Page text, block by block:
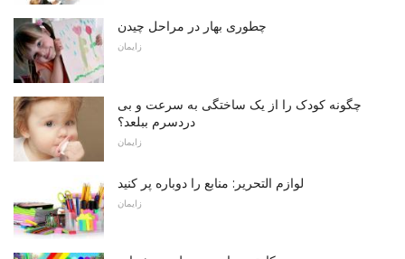
چطوری بهار در مراحل چیدن
زایمان
چگونه کودک را از یک ساختگی به سرعت و بی
دردسرم ببلعد؟
زایمان
لوازم التحریر: منابع را دوباره پر کنید
زایمان